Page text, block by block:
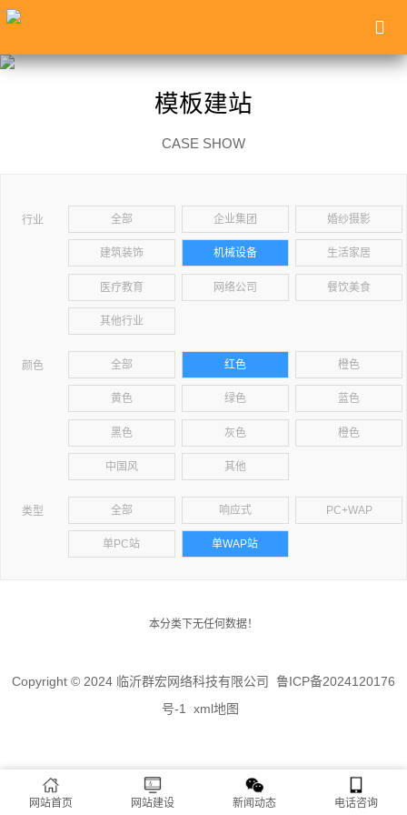
模板建站
CASE SHOW
行业 全部 企业集团 婚纱摄影
建筑装饰 机械设备 生活家居
医疗教育 网络公司 餐饮美食
其他行业
颜色 全部 红色 橙色
黄色 绿色 蓝色
黑色 灰色 橙色
中国风 其他
类型 全部 响应式 PC+WAP
单PC站 单WAP站
本分类下无任何数据！
Copyright © 2024 临沂群宏网络科技有限公司 鲁ICP备2024120176
号-1
xml地图
网站首页 网站建设 新闻动态 电话咨询